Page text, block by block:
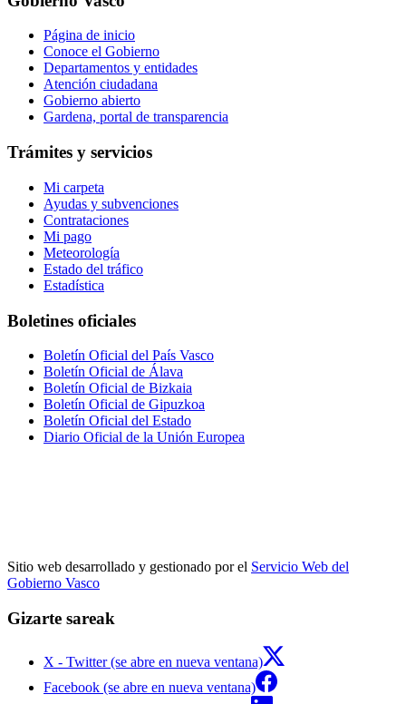
Página de inicio
Conoce el Gobierno
Departamentos y entidades
Atención ciudadana
Gobierno abierto
Gardena, portal de transparencia
Trámites y servicios
Mi carpeta
Ayudas y subvenciones
Contrataciones
Mi pago
Meteorología
Estado del tráfico
Estadística
Boletines oficiales
Boletín Oficial del País Vasco
Boletín Oficial de Álava
Boletín Oficial de Bizkaia
Boletín Oficial de Gipuzkoa
Boletín Oficial del Estado
Diario Oficial de la Unión Europea
Sitio web desarrollado y gestionado por el Servicio Web del
Gobierno Vasco
Gizarte sareak
X - Twitter (se abre en nueva ventana)
Facebook (se abre en nueva ventana)